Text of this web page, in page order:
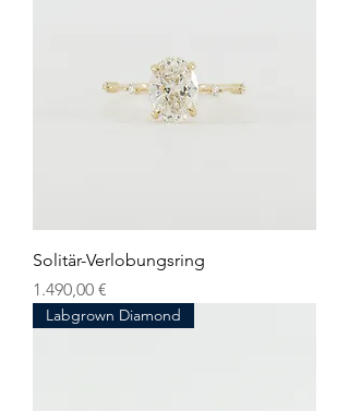
Solitär-Verlobungsring
Preis
1.490,00 €
Labgrown Diamond